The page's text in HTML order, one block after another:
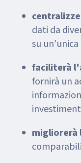
dati da
su
faciliterà
fornirà un
migliorerà